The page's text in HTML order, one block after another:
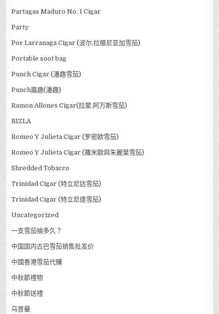
Partagas Maduro No. 1 Cigar
Party
Por Larranaga Cigar (波尔.拉腊尼亚加雪茄)
Portable soot bag
Punch Cigar (潘趣雪茄)
Punch龐趣(潘趣)
Ramon Allones Cigar(拉蒙.阿万斯雪茄)
RIZLA
Romeo Y Julieta Cigar (罗密欧雪茄)
Romeo Y Julieta Cigar (羅米歐與朱麗葉雪茄)
Shredded Tobacco
Trinidad Cigar (特立尼达雪茄)
Trinidad Cigar (特立尼達雪茄)
Uncategorized
一支雪茄抽多久？
中国国内古巴雪茄销售批发价
中國香港雪茄代購
中秋節禮物
中秋節送禮
乌普曼